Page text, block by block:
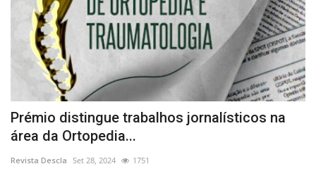
Prémio distingue trabalhos jornalísticos na
área da Ortopedia...
Revista Descla Set 28, 2024 1751